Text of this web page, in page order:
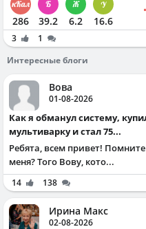
286 39.2 6.2 16.6
3
1
Интересные блоги
Вова
01-08-2026
Как я обманул систему, купил
мультиварку и стал 75...
Ребята, всем привет! Помните
меня? Того Вову, кото...
14 138
Ирина Макс
02-08-2026